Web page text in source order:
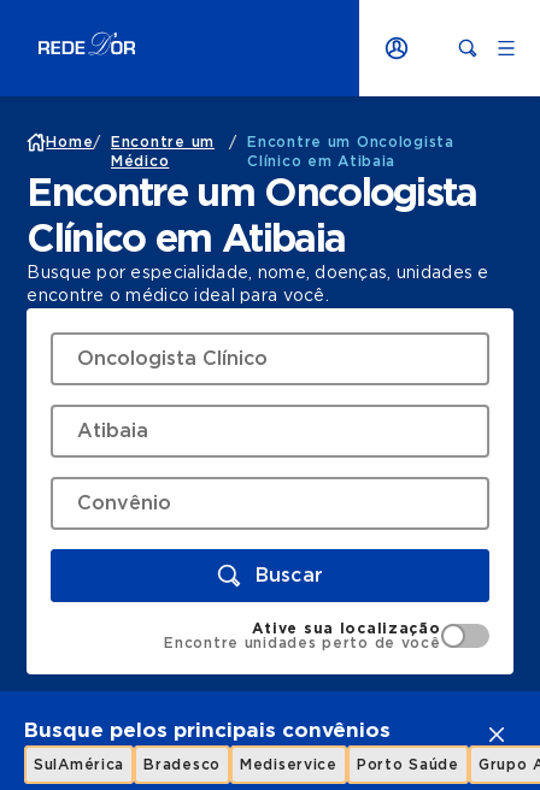
Home/
Encontre um
Médico
/
Encontre um Oncologista
Clínico em Atibaia
Encontre um Oncologista
Clínico em Atibaia
Busque por especialidade, nome, doenças, unidades e
encontre o médico ideal para você.
Buscar
Ative sua localização
Encontre unidades perto de você
Busque pelos principais convênios
SulAmérica Bradesco Mediservice Porto Saúde Grupo